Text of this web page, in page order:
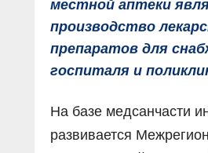
местной аптеки
производство
препаратов для
госпиталя и
На базе медсанчасти
развивается